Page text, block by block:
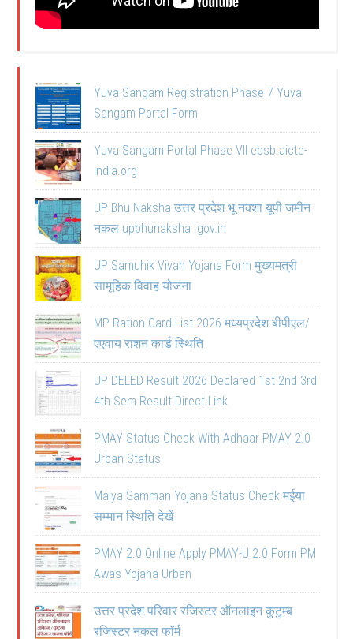
Yuva Sangam Registration Phase 7 Yuva
Sangam Portal Form
Yuva Sangam Portal Phase VII ebsb.aicte-
india.org
UP Bhu Naksha उत्तर प्रदेश भू नक्शा यूपी जमीन
नकल upbhunaksha .gov.in
UP Samuhik Vivah Yojana Form मुख्यमंत्री
सामूहिक विवाह योजना
MP Ration Card List 2026 मध्यप्रदेश बीपीएल/
एएवाय राशन कार्ड स्थिति
UP DELED Result 2026 Declared 1st 2nd 3rd
4th Sem Result Direct Link
PMAY Status Check With Adhaar PMAY 2.0
Urban Status
Maiya Samman Yojana Status Check मईया
सम्मान स्थिति देखें
PMAY 2.0 Online Apply PMAY-U 2.0 Form PM
Awas Yojana Urban
उत्तर प्रदेश परिवार रजिस्टर ऑनलाइन कुटुम्ब
रजिस्टर नकल फॉर्म